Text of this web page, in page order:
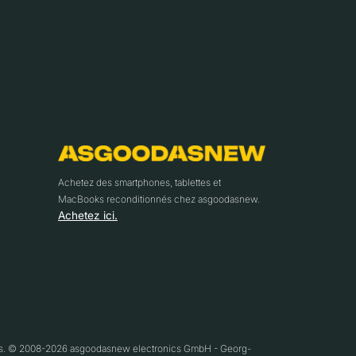
Achetez des smartphones, tablettes et
MacBooks reconditionnés chez asgoodasnew.
Achetez ici.
© 2008-2026 asgoodasnew electronics GmbH - Georg-